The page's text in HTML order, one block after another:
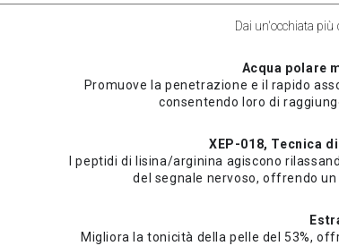
Dai un'occhiata
Acqua polare
Promuove la penetrazione e il rapido
consentendo loro di
XEP-018, Tecnica
I peptidi di lisina/arginina agiscono
del segnale nervoso, offrendo
Migliora la tonicità della pelle del 53%,